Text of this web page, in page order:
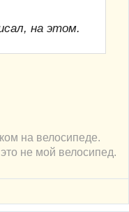
на этом.
на велосипеде.
не мой велосипед.